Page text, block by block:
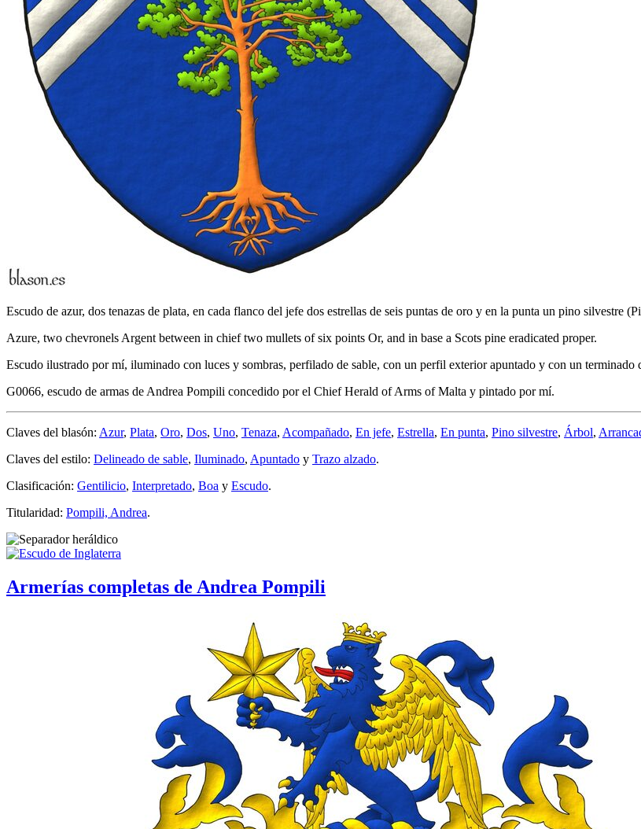
Escudo de azur, dos tenazas de plata, en cada flanco del jefe dos estrellas de seis puntas de oro y en la punta un pino silvestre
Azure, two chevronels Argent between in chief two mullets of six points Or, and in base a Scots pine eradicated proper.
Escudo ilustrado por mí, iluminado con luces y sombras, perfilado de sable, con un perfil exterior apuntado y con un terminado
G0066, escudo de armas de Andrea Pompili concedido por el Chief Herald of Arms of Malta y pintado por mí.
Claves del blasón: Azur, Plata, Oro, Dos, Uno, Tenaza, Acompañado, En jefe, Estrella, En punta, Pino silvestre, Árbol,
Claves del estilo: Delineado de sable, Iluminado, Apuntado y Trazo alzado.
Clasificación: Gentilicio, Interpretado, Boa y Escudo.
Titularidad: Pompili, Andrea.
Armerías completas de Andrea Pompili